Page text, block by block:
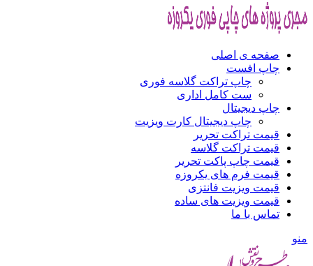
صفحه ی اصلی
چاپ افست
چاپ تراکت گلاسه فوری
ست کامل اداری
چاپ دیجیتال
چاپ دیجیتال کارت ویزیت
قیمت تراکت تحریر
قیمت تراکت گلاسه
قیمت چاپ پاکت تحریر
قیمت فرم های یکروزه
قیمت ویزیت فانتزی
قیمت ویزیت های ساده
تماس با ما
منو